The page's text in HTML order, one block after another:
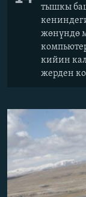
тышкы
жөнүндө
кийин
жерден